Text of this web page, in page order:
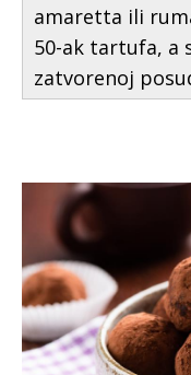
amaretta ili
50-ak tartufa, a
zatvorenoj